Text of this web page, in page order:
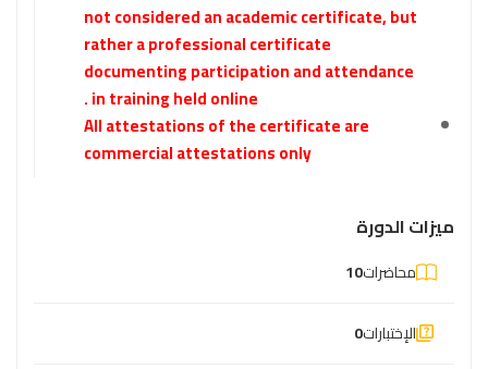
not considered an academic certificate, but
rather a professional certificate
documenting participation and attendance
in training held online .
All attestations of the certificate are
commercial attestations only
ميزات الدورة
محاضرات10
الإختبارات0